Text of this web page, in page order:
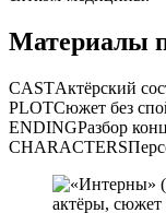
Материалы
CASTАктёрский
PLOTСюжет без
ENDINGРазбор
CHARACTERS